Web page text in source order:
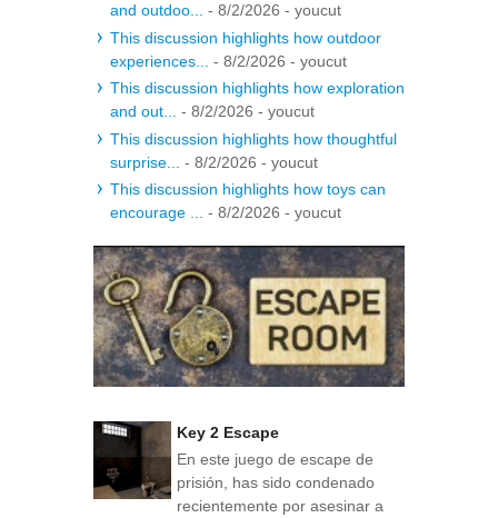
and outdoo... - 8/2/2026 - youcut
This discussion highlights how outdoor
experiences...
- 8/2/2026 - youcut
This discussion highlights how exploration
and out... - 8/2/2026 - youcut
This discussion highlights how thoughtful
surprise...
- 8/2/2026 - youcut
This discussion highlights how toys can
encourage ... - 8/2/2026 - youcut
Key 2 Escape
En este juego de escape de
prisión, has sido condenado
recientemente por asesinar a